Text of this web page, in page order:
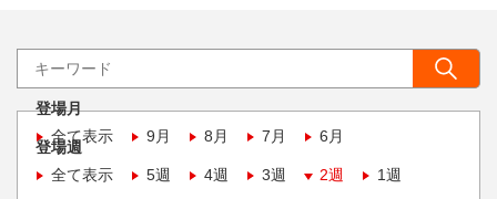
登場月
全て表示
9月 8月 7月 6月
登場週
全て表示
5週 4週 3週 2週 1週